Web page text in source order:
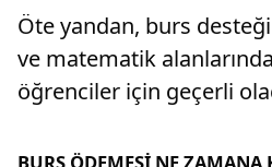
Öte yandan, burs
ve matematik
öğrenciler için geçerli